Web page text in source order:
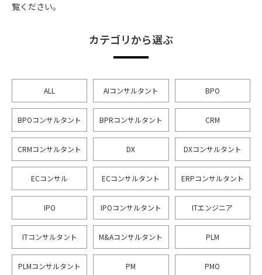
覧ください。
カテゴリから選ぶ
ALL AIコンサルタント BPO
BPOコンサルタント BPRコンサルタント CRM
CRMコンサルタント DX DXコンサルタント
ECコンサル ECコンサルタント ERPコンサルタント
IPO IPOコンサルタント ITエンジニア
ITコンサルタント M&Aコンサルタント PLM
PLMコンサルタント PM PMO